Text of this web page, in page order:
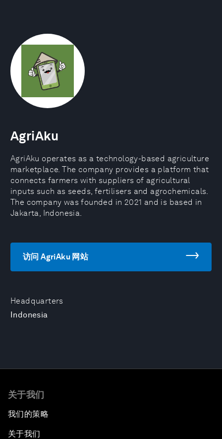
Headquarters
Indonesia
AgriAku
AgriAku operates as a technology-based agriculture
marketplace. The company provides a platform that
connects farmers with suppliers of agricultural
inputs such as seeds, fertilisers and agrochemicals.
The company was founded in 2021 and is based in
Jakarta, Indonesia.
访问 AgriAku 网站
关于我们
我们的策略
关于我们